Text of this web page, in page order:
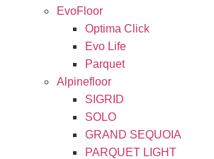
EvoFloor
Optima Click
Evo Life
Parquet
Alpinefloor
SIGRID
SOLO
GRAND SEQUOIA
PARQUET LIGHT